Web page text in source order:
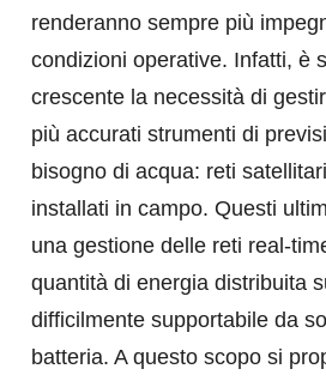
renderanno sempre più
condizioni operative. Infatti, è
crescente la necessità di
più accurati strumenti di
bisogno di acqua: reti
installati in campo. Questi
una gestione delle reti real-
quantità di energia distribuita
difficilmente supportabile da
batteria. A questo scopo si